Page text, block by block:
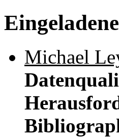
Michael